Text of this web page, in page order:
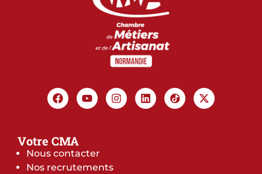
Votre CMA
Nous contacter
Nos recrutements